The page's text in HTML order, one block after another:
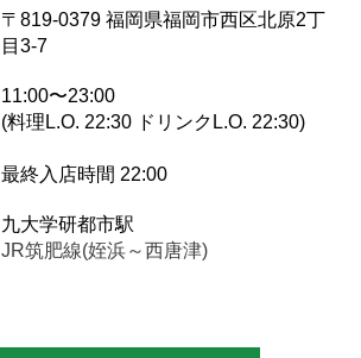
〒819-0379 福岡県福岡市西区北原2丁
目3-7
11:00〜23:00
(料理L.O. 22:30 ドリンクL.O. 22:30)
最終入店時間 22:00
九大学研都市駅
JR筑肥線(姪浜～西唐津)